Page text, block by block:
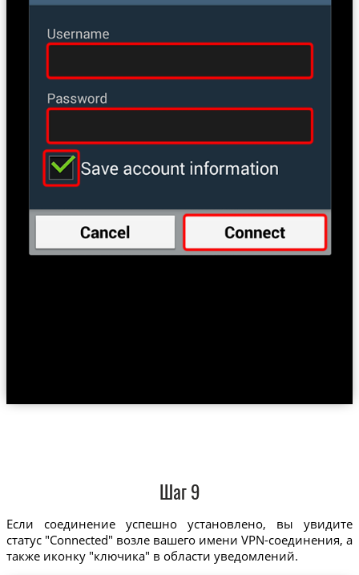
Шаг 9
Если соединение успешно установлено, вы увидите
статус "Connected" возле вашего имени VPN-соединения, а
также иконку "ключика" в области уведомлений.